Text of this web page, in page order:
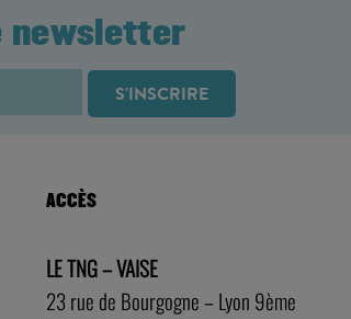
newsletter
ACCÈS
LE TNG – VAISE
23 rue de Bourgogne – Lyon 9ème